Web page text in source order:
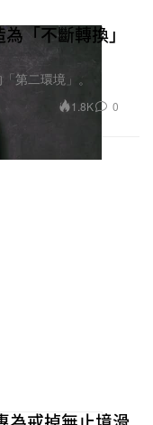
「不斷轉換」
第二環境」。
1.8K 0